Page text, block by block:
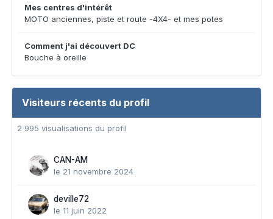
Mes centres d'intérêt
MOTO anciennes, piste et route -4X4- et mes potes
Comment j'ai découvert DC
Bouche à oreille
Visiteurs récents du profil
2 995 visualisations du profil
CAN-AM
le 21 novembre 2024
deville72
le 11 juin 2022